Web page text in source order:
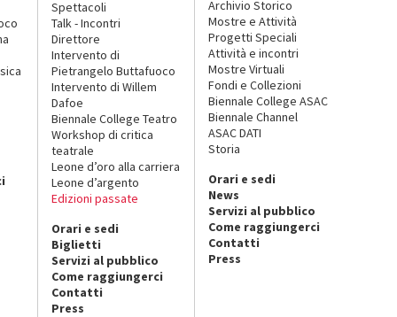
Spettacoli
Talk - Incontri
Direttore
Intervento di
Pietrangelo Buttafuoco
Intervento di Willem
Dafoe
Biennale College Teatro
Workshop di critica
teatrale
Leone d’oro alla carriera
Leone d’argento
Edizioni passate
Orari e sedi
Biglietti
Servizi al pubblico
Come raggiungerci
Contatti
Press
Archivio Storico
Mostre e Attività
Progetti Speciali
Attività e incontri
Mostre Virtuali
Fondi e Collezioni
Biennale College ASAC
Biennale Channel
ASAC DATI
Storia
Orari e sedi
News
Servizi al pubblico
Come raggiungerci
Contatti
Press